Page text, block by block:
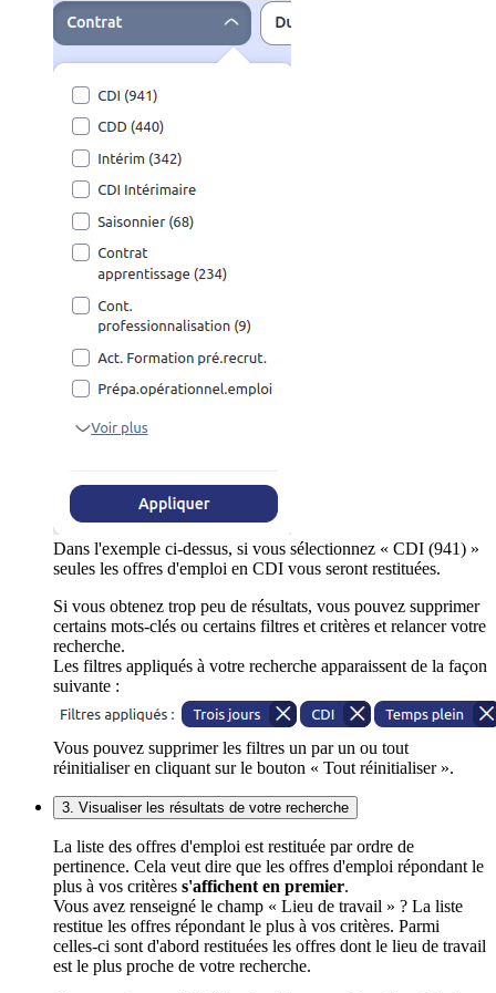
Dans l'exemple ci-dessus, si vous sélectionnez « CDI (941) »
seules les offres d'emploi en CDI vous seront restituées.
Si vous obtenez trop peu de résultats, vous pouvez supprimer
certains mots-clés ou certains filtres et critères et relancer votre
recherche.
Les filtres appliqués à votre recherche apparaissent de la façon
suivante :
Vous pouvez supprimer les filtres un par un ou tout
réinitialiser en cliquant sur le bouton « Tout réinitialiser ».
3. Visualiser les résultats de votre recherche
La liste des offres d'emploi est restituée par ordre de
pertinence. Cela veut dire que les offres d'emploi répondant le
plus à vos critères s'affichent en premier.
Vous avez renseigné le champ « Lieu de travail » ? La liste
restitue les offres répondant le plus à vos critères. Parmi
celles-ci sont d'abord restituées les offres dont le lieu de travail
est le plus proche de votre recherche.